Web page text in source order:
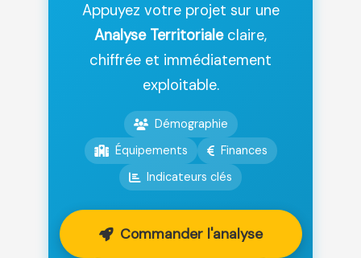
Appuyez votre projet sur une
Analyse Territorialeclaire,
chiffrée et immédiatement
exploitable.
Démographie
Équipements
Finances
Indicateurs clés
Commander l'analyse